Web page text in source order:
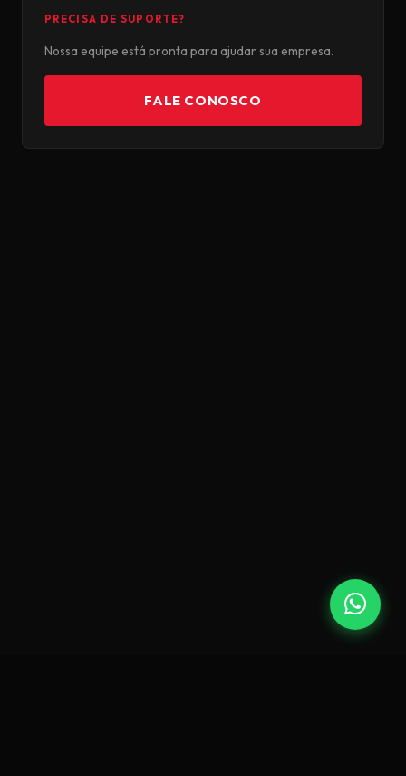
PRECISA DE SUPORTE?
Nossa equipe está pronta para ajudar sua empresa.
FALE CONOSCO